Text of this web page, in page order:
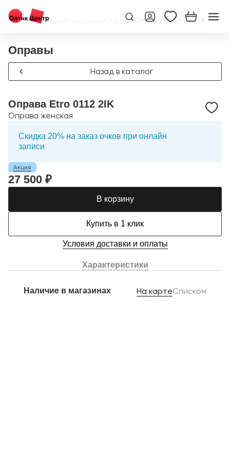
Главная/Интернет-магазин Оправы/Оправа Etro 0112 2IK
Оправы
Назад в каталог
Оправа Etro 0112 2IK
Оправа женская
Скидка 20% на заказ очков при онлайн
записи
Акция
27 500 ₽
В корзину
Купить в 1 клик
Условия доставки и оплаты
Характеристики
Наличие в магазинах На картеСписком